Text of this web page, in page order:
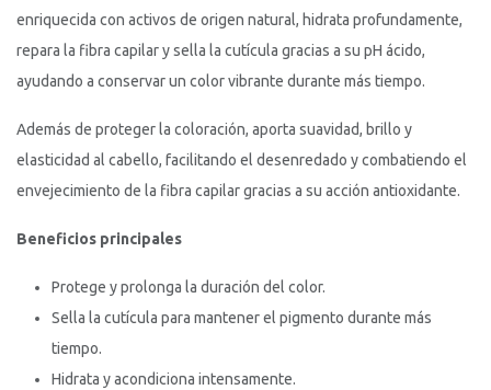
enriquecida con activos de origen natural, hidrata profundamente,
repara la fibra capilar y sella la cutícula gracias a su pH ácido,
ayudando a conservar un color vibrante durante más tiempo.
Además de proteger la coloración, aporta suavidad, brillo y
elasticidad al cabello, facilitando el desenredado y combatiendo el
envejecimiento de la fibra capilar gracias a su acción antioxidante.
Beneficios principales
Protege y prolonga la duración del color.
Sella la cutícula para mantener el pigmento durante más
tiempo.
Hidrata y acondiciona intensamente.